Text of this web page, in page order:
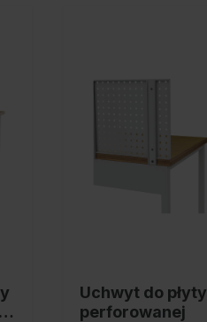
Uchwyt do płyty
perforowanej